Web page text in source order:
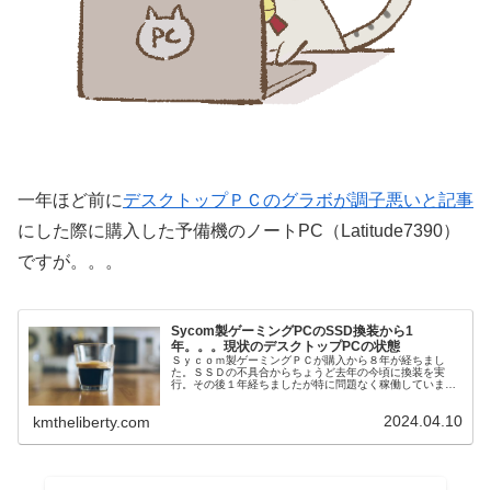
一年ほど前にデスクトップＰＣのグラボが調子悪いと記事
にした際に購入した予備機のノートPC（Latitude7390）
ですが。。。
Sycom製ゲーミングPCのSSD換装から1
年。。。現状のデスクトップPCの状態
Ｓｙｃｏｍ製ゲーミングＰＣが購入から８年が経ちまし
た。ＳＳＤの不具合からちょうど去年の今頃に換装を実
行。その後１年経ちましたが特に問題なく稼働していま
kmtheliberty.com 2024.04.10